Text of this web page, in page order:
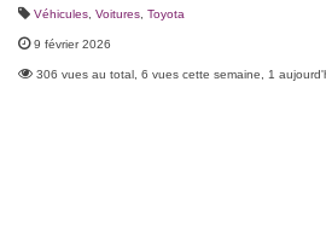
Véhicules Voitures Toyota
9 février 2026
306 vues au total, 6 vues cette semaine, 1